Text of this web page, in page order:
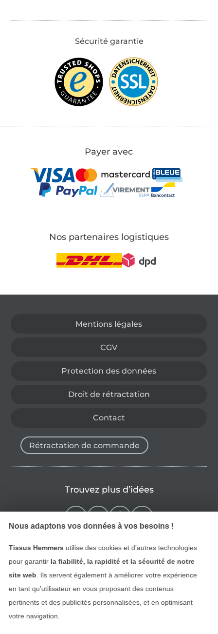
Sécurité garantie
Payer avec
Nos partenaires logistiques
Mentions légales
CGV
Protection des données
Droit de rétractation
Contact
Rétractation de commande
Trouvez plus d’idées
Nous adaptons vos données à vos besoins !
Tissus Hemmers utilise des cookies et d’autres technologies
pour garantir la fiabilité, la rapidité et la sécurité de notre
site web . Ils servent également à améliorer votre expérience
en tant qu’utilisateur en vous proposant des contenus
pertinents et des publicités personnalisées, et en optimisant
votre navigation.